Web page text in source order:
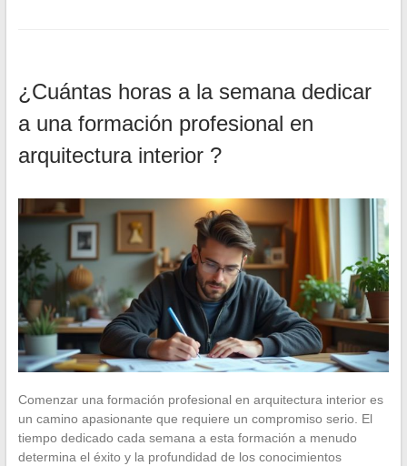
¿Cuántas horas a la semana dedicar
a una formación profesional en
arquitectura interior ?
Comenzar una formación profesional en arquitectura interior es
un camino apasionante que requiere un compromiso serio. El
tiempo dedicado cada semana a esta formación a menudo
determina el éxito y la profundidad de los conocimientos